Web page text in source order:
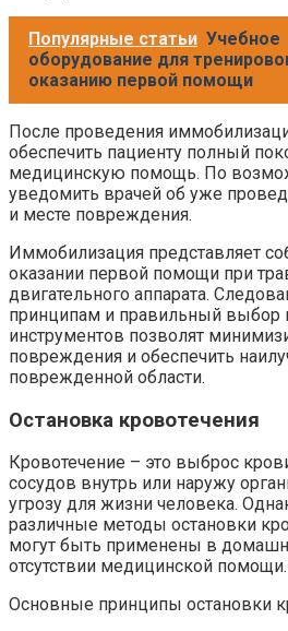
Популярные статьи Учебное
оборудование для
оказанию первой помощи
После проведения
обеспечить пациенту полный
медицинскую помощь. По
уведомить врачей об уже
и месте повреждения.
Иммобилизация представляет
оказании первой помощи при
двигательного аппарата.
принципам и правильный выбор
инструментов позволят
повреждения и обеспечить
поврежденной области.
Остановка кровотечения
Кровотечение – это выброс
сосудов внутрь или наружу
угрозу для жизни человека.
различные методы остановки
могут быть применены в
отсутствии медицинской помощи.
Основные принципы остановки